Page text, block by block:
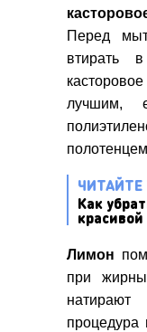
Перед
втирать
лучшим,
Как
Лимон
при
процедура